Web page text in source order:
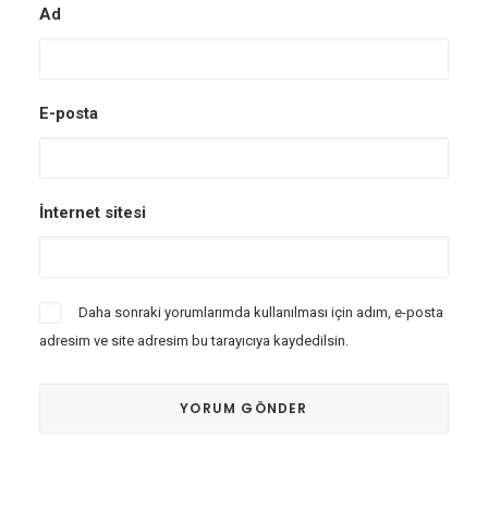
Ad
E-posta
İnternet sitesi
Daha sonraki yorumlarımda kullanılması için adım, e-posta
adresim ve site adresim bu tarayıcıya kaydedilsin.